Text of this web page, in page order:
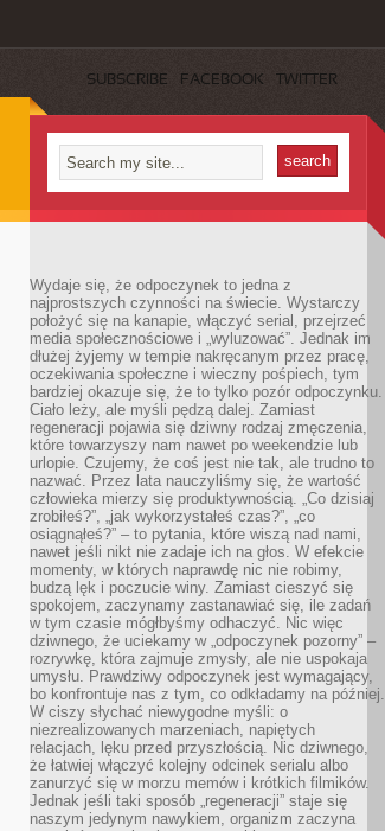
SUBSCRIBE FACEBOOK TWITTER
Wydaje się, że odpoczynek to jedna z
najprostszych czynności na świecie. Wystarczy
położyć się na kanapie, włączyć serial, przejrzeć
media społecznościowe i „wyluzować”. Jednak im
dłużej żyjemy w tempie nakręcanym przez pracę,
oczekiwania społeczne i wieczny pośpiech, tym
bardziej okazuje się, że to tylko pozór odpoczynku.
Ciało leży, ale myśli pędzą dalej. Zamiast
regeneracji pojawia się dziwny rodzaj zmęczenia,
które towarzyszy nam nawet po weekendzie lub
urlopie. Czujemy, że coś jest nie tak, ale trudno to
nazwać. Przez lata nauczyliśmy się, że wartość
człowieka mierzy się produktywnością. „Co dzisiaj
zrobiłeś?”, „jak wykorzystałeś czas?”, „co
osiągnąłeś?” – to pytania, które wiszą nad nami,
nawet jeśli nikt nie zadaje ich na głos. W efekcie
momenty, w których naprawdę nic nie robimy,
budzą lęk i poczucie winy. Zamiast cieszyć się
spokojem, zaczynamy zastanawiać się, ile zadań
w tym czasie mógłbyśmy odhaczyć. Nic więc
dziwnego, że uciekamy w „odpoczynek pozorny” –
rozrywkę, która zajmuje zmysły, ale nie uspokaja
umysłu. Prawdziwy odpoczynek jest wymagający,
bo konfrontuje nas z tym, co odkładamy na później.
W ciszy słychać niewygodne myśli: o
niezrealizowanych marzeniach, napiętych
relacjach, lęku przed przyszłością. Nic dziwnego,
że łatwiej włączyć kolejny odcinek serialu albo
zanurzyć się w morzu memów i krótkich filmików.
Jednak jeśli taki sposób „regeneracji” staje się
naszym jedynym nawykiem, organizm zaczyna